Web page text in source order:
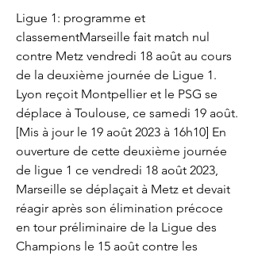
Ligue 1: programme et
classementMarseille fait match nul
contre Metz vendredi 18 août au cours
de la deuxième journée de Ligue 1.
Lyon reçoit Montpellier et le PSG se
déplace à Toulouse, ce samedi 19 août.
[Mis à jour le 19 août 2023 à 16h10] En
ouverture de cette deuxième journée
de ligue 1 ce vendredi 18 août 2023,
Marseille se déplaçait à Metz et devait
réagir après son élimination précoce
en tour préliminaire de la Ligue des
Champions le 15 août contre les